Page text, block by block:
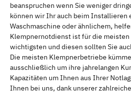
beanspruchen wenn Sie weniger
können wir Ihr auch beim Installieren
Waschmaschine oder ähnlichem,
Klempnernotdienst ist für die meisten
wichtigsten und diesen sollten Sie
Die meisten Klempnerbetriebe
ausschließlich um ihre jahrelangen
Kapazitäten um Ihnen aus Ihrer
Ihnen bei uns, dank unserer